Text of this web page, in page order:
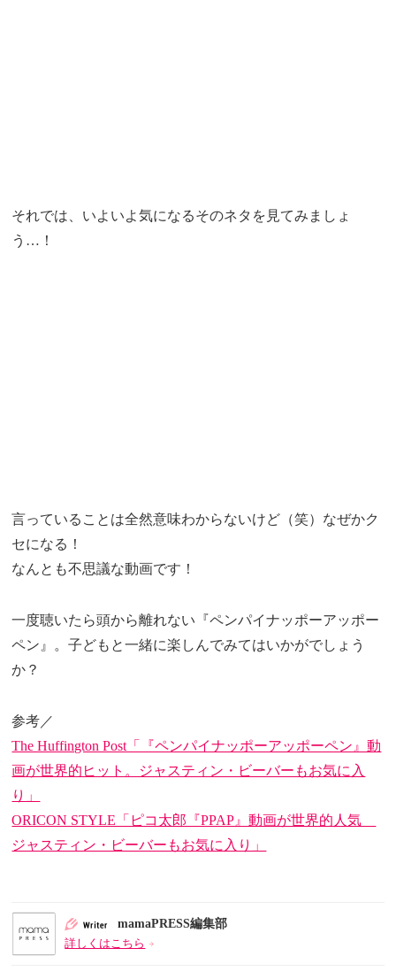
それでは、いよいよ気になるそのネタを見てみましょ
う…！
言っていることは全然意味わからないけど（笑）なぜかク
セになる！
なんとも不思議な動画です！
一度聴いたら頭から離れない『ペンパイナッポーアッポー
ペン』。子どもと一緒に楽しんでみてはいかがでしょう
か？
参考／
The Huffington Post「『ペンパイナッポーアッポーペン』動
画が世界的ヒット。ジャスティン・ビーバーもお気に入
り」
ORICON STYLE「ピコ太郎『PPAP』動画が世界的人気
ジャスティン・ビーバーもお気に入り」
mamaPRESS編集部
詳しくはこちら